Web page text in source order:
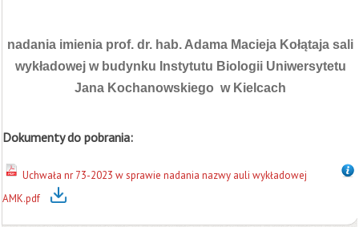
nadania imienia prof. dr. hab. Adama Macieja Kołątaja sali
wykładowej w budynku Instytutu Biologii Uniwersytetu
Jana Kochanowskiego w Kielcach
Dokumenty do pobrania:
Uchwała nr 73-2023 w sprawie nadania nazwy auli wykładowej
AMK.pdf